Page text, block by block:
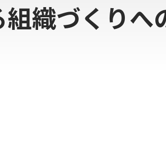
織づくりへ